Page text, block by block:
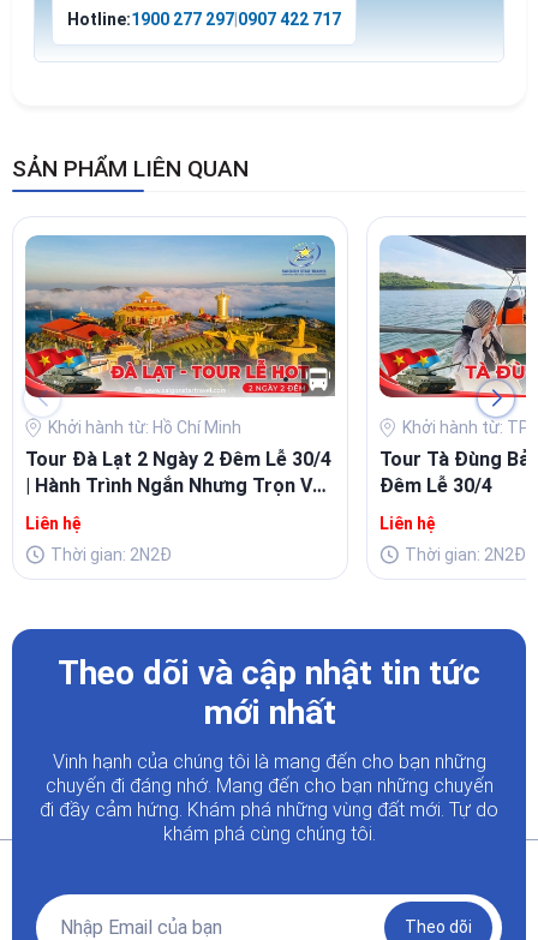
Hotline:1900 277 297 0907 422 717
SẢN PHẨM LIÊN QUAN
Khởi hành từ: Hồ Chí Minh
Tour Đà Lạt 2 Ngày 2 Đêm Lễ 30/4
| Hành Trình Ngắn Nhưng Trọn Vẹn
Trải Nghiệm Cho Kỳ Nghỉ Lễ
Liên hệ
Thời gian: 2N2Đ
Khởi hành từ: TP
Tour Tà Đùng
Đêm Lễ 30/4
Liên hệ
Thời gian: 2N2Đ
Theo dõi và cập nhật tin tức
mới nhất
Vinh hạnh của chúng tôi là mang đến cho bạn những
chuyến đi đáng nhớ. Mang đến cho bạn những chuyến
đi đầy cảm hứng. Khám phá những vùng đất mới. Tự do
khám phá cùng chúng tôi.
Theo dõi